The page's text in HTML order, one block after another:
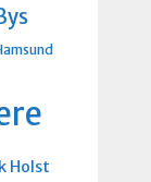
Holst